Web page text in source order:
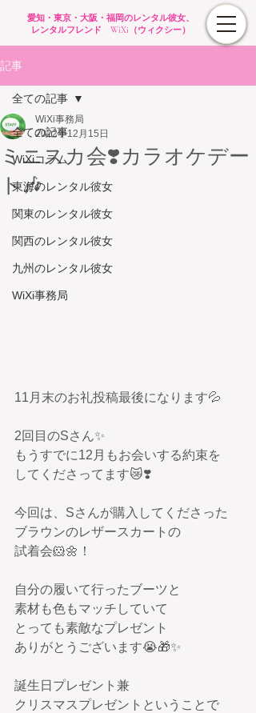
愛知・東京・大阪・福岡のレンタル彼女、
レンタルフレンド WiXi（ウィクシー）
記事
全ての記事
WiXiコラム
東海のレンタル彼女
関東のレンタル彼女
関西のレンタル彼女
九州のレンタル彼女
WiXi事務局
全ての記事
ミニスカ会❣️カラオケデー
ト🎶
WiXi事務局
2022年12月15日
11月末のお礼投稿最後になります💦
2回目のSさん✨
もうすでに12月もお会いする約束を
してくださってます😿❣️
今回は、Sさんが購入してくださった
ブラウンのレザースカートの
試着会🐹🌼！
自分の履いて行ったブーツと
素材も色もマッチしていて
とっても素敵なプレゼント
ありがとうございます😭🎁✨
誕生日プレゼント兼
クリスマスプレゼントということで